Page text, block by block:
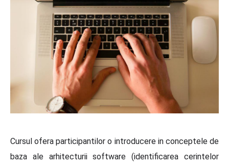
Cursul ofera participantilor o introducere in conceptele de
baza ale arhitecturii software (identificarea cerintelor